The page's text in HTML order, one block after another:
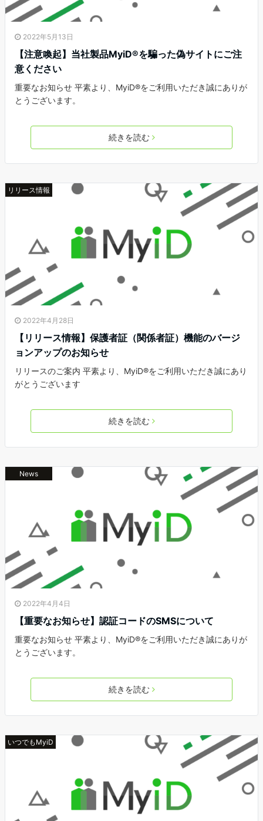
2022年5月13日
【注意喚起】当社製品MyiD®を騙った偽サイトにご注
意ください
重要なお知らせ 平素より、MyiD®をご利用いただき誠にありが
とうございます。
続きを読む
リリース情報
2022年4月28日
【リリース情報】保護者証（関係者証）機能のバージ
ョンアップのお知らせ
リリースのご案内 平素より、MyiD®をご利用いただき誠にあり
がとうございます
続きを読む
News
2022年4月4日
【重要なお知らせ】認証コードのSMSについて
重要なお知らせ 平素より、MyiD®をご利用いただき誠にありが
とうございます。
続きを読む
いつでもMyiD